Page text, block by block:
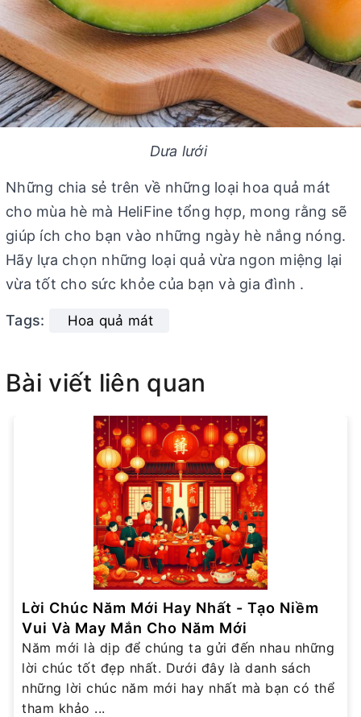
Dưa lưới
Những chia sẻ trên về những loại hoa quả mát
cho mùa hè mà HeliFine tổng hợp, mong rằng sẽ
giúp ích cho bạn vào những ngày hè nắng nóng.
Hãy lựa chọn những loại quả vừa ngon miệng lại
vừa tốt cho sức khỏe của bạn và gia đình .
Tags: Hoa quả mát
Bài viết liên quan
Lời Chúc Năm Mới Hay Nhất - Tạo Niềm
Vui Và May Mắn Cho Năm Mới
Năm mới là dịp để chúng ta gửi đến nhau những
lời chúc tốt đẹp nhất. Dưới đây là danh sách
những lời chúc năm mới hay nhất mà bạn có thể
tham khảo ...